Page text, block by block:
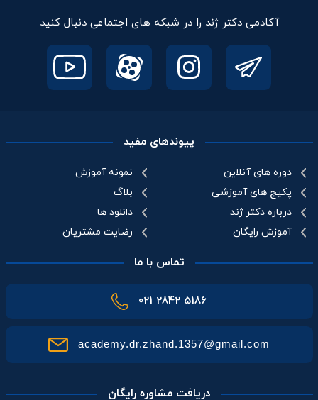
آکادمی دکتر ژند را در شبکه های اجتماعی دنبال کنید
پیوندهای مفید
دوره های آنلاین
پکیج های آموزشی
درباره دکتر ژند
آموزش رایگان
نمونه آموزش
بلاگ
دانلود ها
رضایت مشتریان
تماس با ما
021 2842 5186
academy.dr.zhand.1357@gmail.com
دریافت مشاوره رایگان